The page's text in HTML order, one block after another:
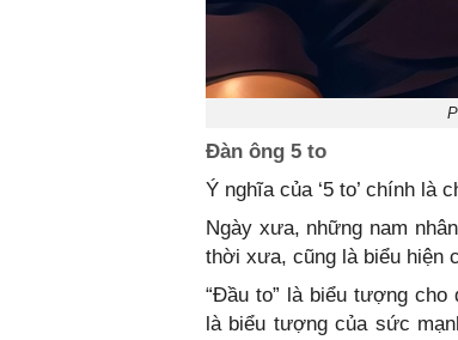
Đàn ông 5 to
Ý nghĩa của ‘5 to’ chính là
Ngày xưa, những nam
thời xưa, cũng là biểu hiện
“Đầu to” là biểu tượng
là biểu tượng của sức